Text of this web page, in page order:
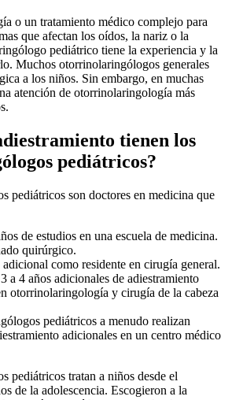
o un tratamiento médico complejo para
que afectan los oídos, la nariz o la
pediátrico tiene la experiencia y la
Muchos otorrinolaringólogos generales
a los niños. Sin embargo, en muchas
atención de otorrinolaringología más
tienen los
pediátricos?
pediátricos son doctores en medicina que
de estudios en una escuela de medicina.
quirúrgico.
como residente en cirugía general.
a 4 años adicionales de adiestramiento
otorrinolaringología y cirugía de la cabeza
pediátricos a menudo realizan
adicionales en un centro médico
pediátricos tratan a niños desde el
de la adolescencia. Escogieron a la